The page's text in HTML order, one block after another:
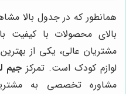
همانطور که در جدول بالا
بالای محصولات با کیفیت
مشتریان عالی، یکی از
لوازم کودک است. تمرکز جیم
مشاوره تخصصی به